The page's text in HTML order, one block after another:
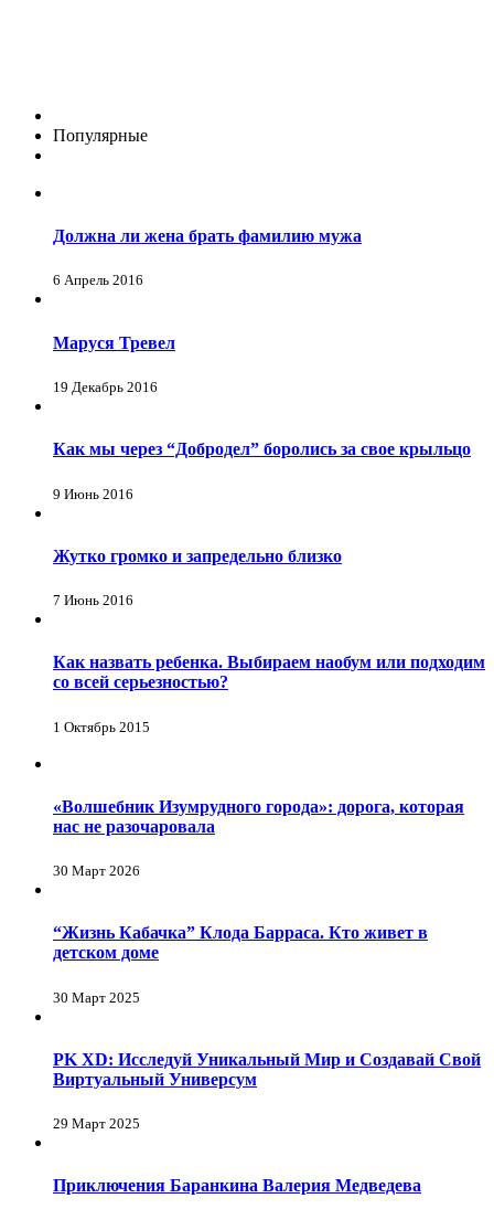
Популярные
Должна ли жена брать фамилию мужа
6 Апрель 2016
Маруся Тревел
19 Декабрь 2016
Как мы через “Добродел” боролись за свое крыльцо
9 Июнь 2016
Жутко громко и запредельно близко
7 Июнь 2016
Как назвать ребенка. Выбираем наобум или подходим
со всей серьезностью?
1 Октябрь 2015
«Волшебник Изумрудного города»: дорога, которая
нас не разочаровала
30 Март 2026
“Жизнь Кабачка” Клода Барраса. Кто живет в
детском доме
30 Март 2025
PK XD: Исследуй Уникальный Мир и Создавай Свой
Виртуальный Универсум
29 Март 2025
Приключения Баранкина Валерия Медведева